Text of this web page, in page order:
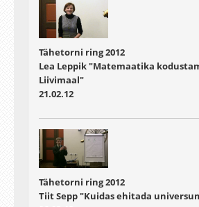
Tähetorni ring 2012
Lea Leppik "Matemaatika
Liivimaal"
21.02.12
Tähetorni ring 2012
Tiit Sepp "Kuidas ehitada